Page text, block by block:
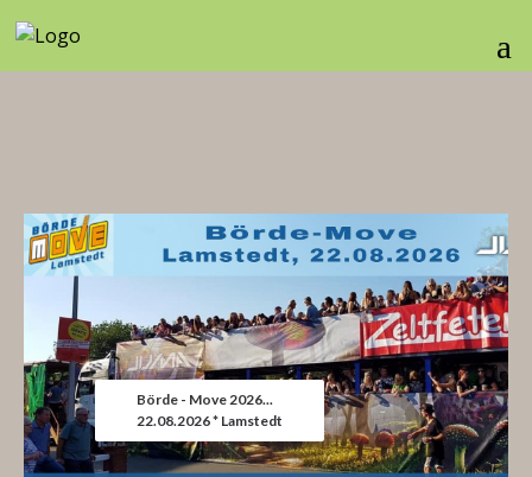
Börde - Move 2026...
22.08.2026 * Lamstedt